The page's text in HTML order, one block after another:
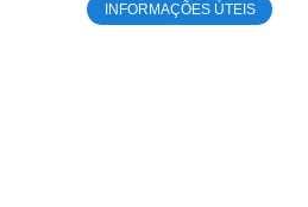
INFORMAÇÕES ÚTEIS